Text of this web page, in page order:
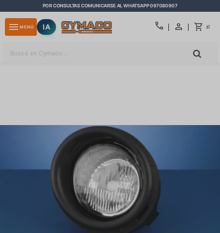
POR CONSULTAS COMUNICARSE AL WHATSAPP 097080907
call $0
menu MENÚ IA
close